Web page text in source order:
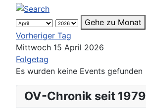
OV-Chronik seit 1979
Gehe zu Monat
Vorheriger Tag
Mittwoch 15 April 2026
Folgetag
Es wurden keine Events gefunden